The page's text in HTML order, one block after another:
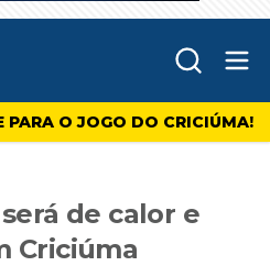
PARA O JOGO DO CRICIÚMA!
de calor e
Criciúma